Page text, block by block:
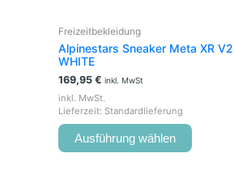
Freizeitbekleidung
Alpinestars Sneaker Meta XR V2
WHITE
169,95 € inkl. MwSt
inkl. MwSt.
Lieferzeit: Standardlieferung
Ausführung wählen